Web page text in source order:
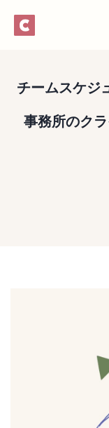
チームスケジ
事務所のク